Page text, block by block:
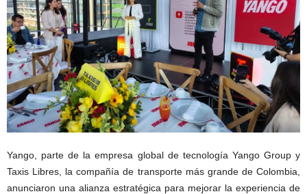
Yango, parte de la empresa global de tecnología Yango Group y
Taxis Libres, la compañía de transporte más grande de Colombia,
anunciaron una alianza estratégica para mejorar la experiencia de